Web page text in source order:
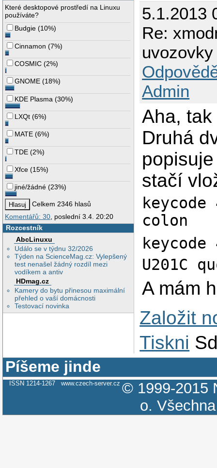
Které desktopové prostředí na Linuxu
používáte?
Budgie (10%)
Cinnamon (7%)
COSMIC (2%)
GNOME (18%)
KDE Plasma (30%)
LXQt (6%)
MATE (6%)
TDE (2%)
Xfce (15%)
jiné/žádné (23%)
Celkem 2346 hlasů
Komentářů: 30 , poslední 3.4. 20:20
Rozcestník
AbcLinuxu
Událo se v týdnu 32/2026
Týden na ScienceMag.cz: Vylepšený
test nenašel žádný rozdíl mezi
vodíkem a antiv
HDmag.cz
Kamery do bytu přinesou maximální
přehled o vaší domácnosti
Testovací novinka
5.1.2013
Re:
Admin
Aha,
Druhá
stačí
colon
U201C
A mám
Založit
Tiskni
Píšeme jinde
ISSN 1214-1267 www.czech-server.cz © 1999-2015
o.